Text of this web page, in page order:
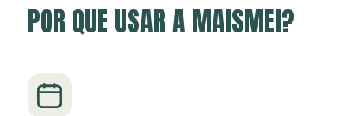
POR QUE USAR A MAISMEI?